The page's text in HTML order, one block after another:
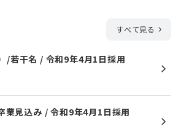
すべて見る
/若干名 / 令和9年4月1日採用
業見込み / 令和9年4月1日採用